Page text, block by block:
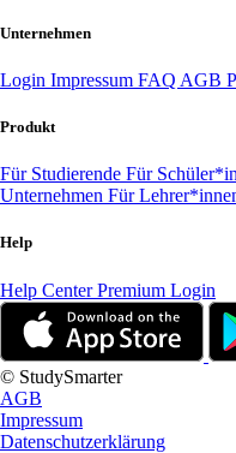
Unternehmen
Login Impressum FAQ AGB
Produkt
Für Studierende Für
Unternehmen Für
Help
Help CenterPremium Login
© StudySmarter
AGB
Impressum
Datenschutzerklärung